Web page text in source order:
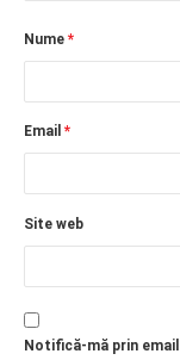
Nume *
Email *
Site web
Notifică-mă prin